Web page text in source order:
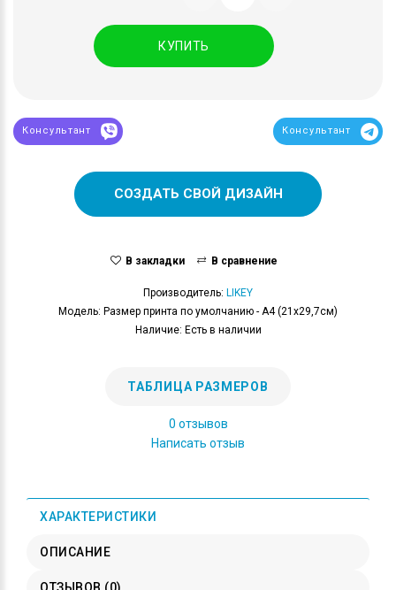
КУПИТЬ
Консультант Консультант
СОЗДАТЬ СВОЙ ДИЗАЙН
В закладки В сравнение
Производитель: LIKEY
Модель: Размер принта по умолчанию - А4 (21x29,7см)
Наличие: Есть в наличии
ТАБЛИЦА РАЗМЕРОВ
0 отзывов
Написать отзыв
ХАРАКТЕРИСТИКИ
ОПИСАНИЕ
ОТЗЫВОВ (0)